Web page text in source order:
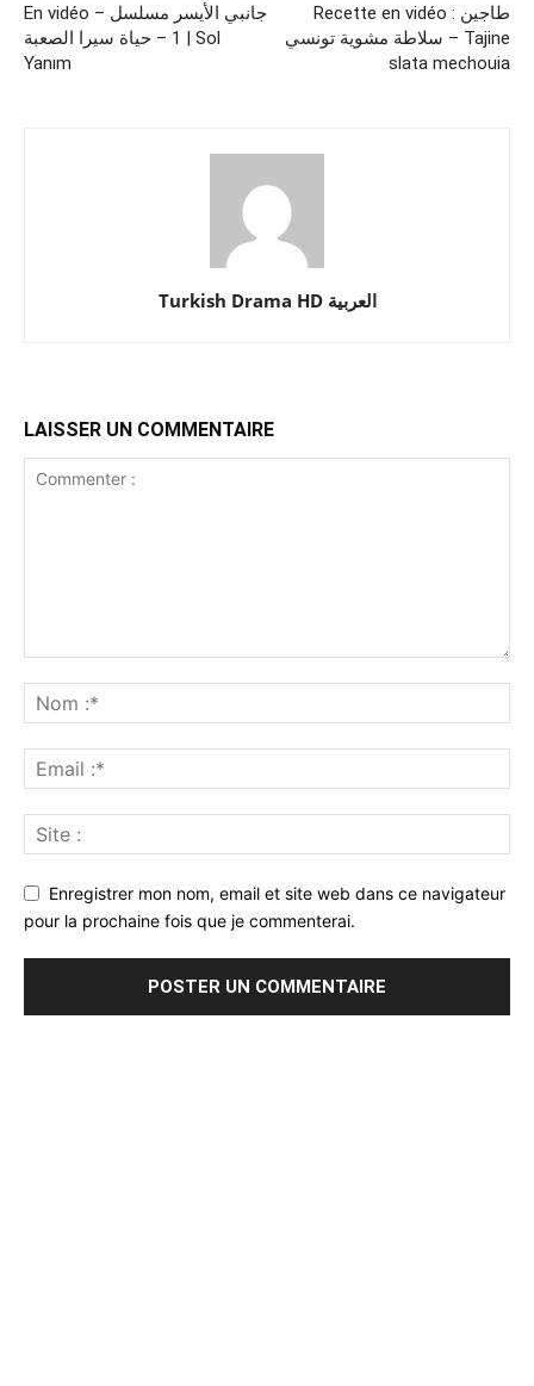
En vidéo – جانبي الأيسر مسلسل
1 – حياة سيرا الصعبة | Sol
Yanım
Recette en vidéo : طاجين
سلاطة مشوية تونسي – Tajine
slata mechouia
Turkish Drama HD العربية
LAISSER UN COMMENTAIRE
Enregistrer mon nom, email et site web dans ce navigateur
pour la prochaine fois que je commenterai.